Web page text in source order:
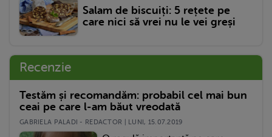
Salam de biscuiți: 5 rețete pe
care nici să vrei nu le vei greși
Recenzie
Testăm și recomandăm: probabil cel mai bun
ceai pe care l-am băut vreodată
GABRIELA PALADI - REDACTOR | LUNI, 15.07.2019